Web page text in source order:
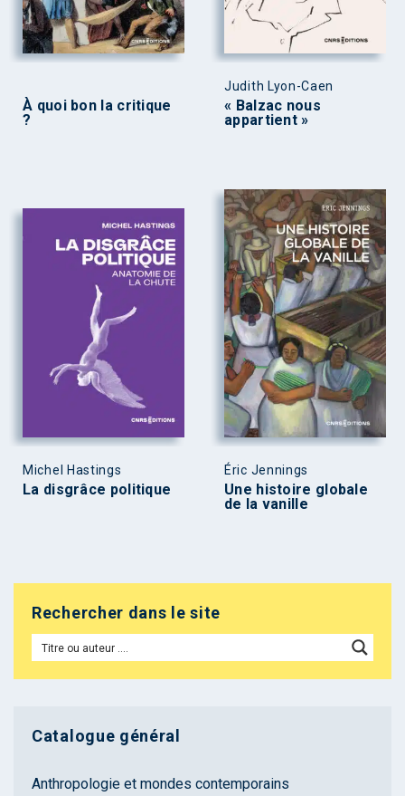
À quoi bon la critique
?
Judith Lyon-Caen
« Balzac nous
appartient »
Michel Hastings
La disgrâce politique
Éric Jennings
Une histoire globale
de la vanille
Rechercher dans le site
Catalogue général
Anthropologie et mondes contemporains